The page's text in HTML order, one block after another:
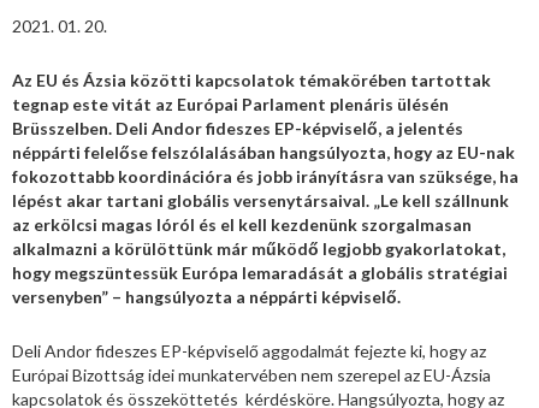
2021. 01. 20.
Az EU és Ázsia közötti kapcsolatok témakörében tartottak
tegnap este vitát az Európai Parlament plenáris ülésén
Brüsszelben. Deli Andor fideszes EP-képviselő, a jelentés
néppárti felelőse felszólalásában hangsúlyozta, hogy az EU-nak
fokozottabb koordinációra és jobb irányításra van szüksége, ha
lépést akar tartani globális versenytársaival. „Le kell szállnunk
az erkölcsi magas lóról és el kell kezdenünk szorgalmasan
alkalmazni a körülöttünk már működő legjobb gyakorlatokat,
hogy megszüntessük Európa lemaradását a globális stratégiai
versenyben” – hangsúlyozta a néppárti képviselő.
Deli Andor fideszes EP-képviselő aggodalmát fejezte ki, hogy az
Európai Bizottság idei munkatervében nem szerepel az EU-Ázsia
kapcsolatok és összeköttetés kérdésköre. Hangsúlyozta, hogy az